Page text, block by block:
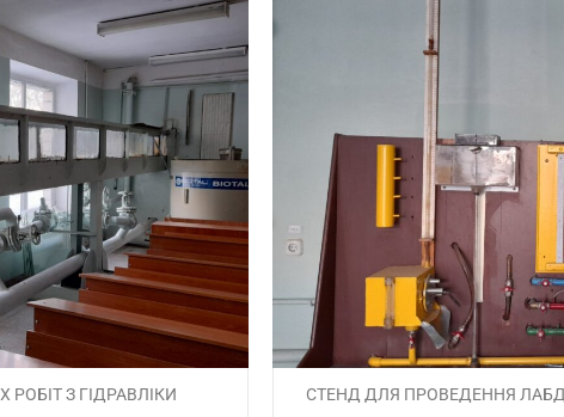
З ГІДРАВЛІКИ
СТЕНД ДЛЯ ПРОВЕДЕННЯ